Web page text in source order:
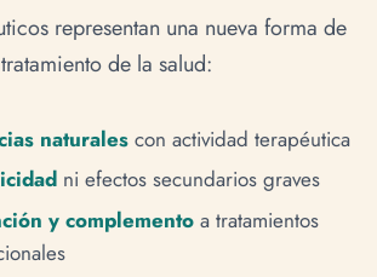
representan una nueva forma de
de la salud:
naturales con actividad terapéutica
ni efectos secundarios graves
y complemento a tratamientos